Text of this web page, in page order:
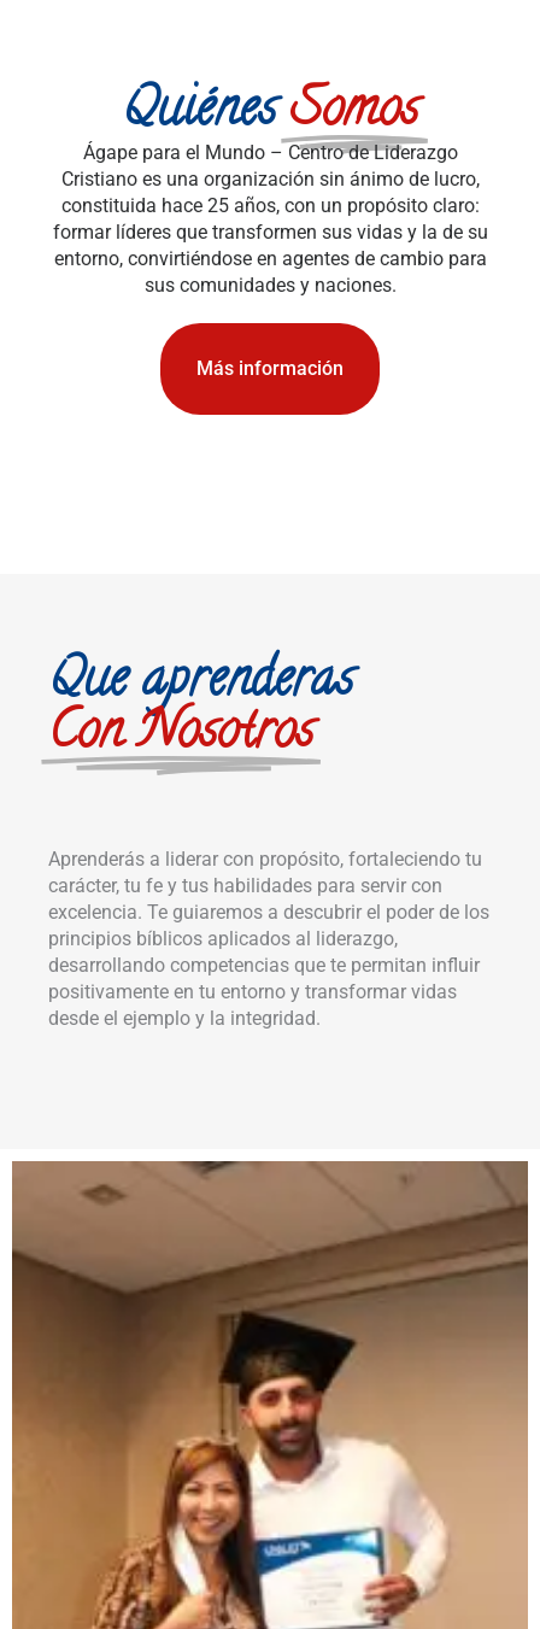
QuiénesSomos
Ágape para el Mundo – Centro de Liderazgo
Cristiano es una organización sin ánimo de lucro,
constituida hace 25 años, con un propósito claro:
formar líderes que transformen sus vidas y la de su
entorno, convirtiéndose en agentes de cambio para
sus comunidades y naciones.
Más información
Que aprenderas
Con Nosotros
Aprenderás a liderar con propósito, fortaleciendo tu
carácter, tu fe y tus habilidades para servir con
excelencia. Te guiaremos a descubrir el poder de los
principios bíblicos aplicados al liderazgo,
desarrollando competencias que te permitan influir
positivamente en tu entorno y transformar vidas
desde el ejemplo y la integridad.